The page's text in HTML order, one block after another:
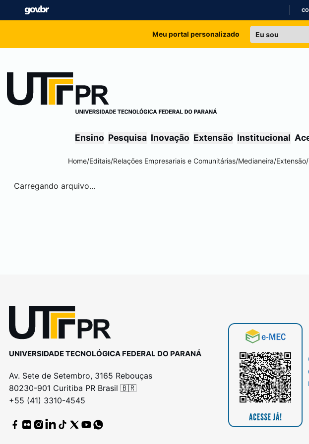
Meu portal personalizado
Ensino Pesquisa Inovação Extensão Institucional
Home/Editais/Relações Empresariais e Comunitárias/Medianeira/Extensão/
Carregando arquivo...
UNIVERSIDADE TECNOLÓGICA FEDERAL DO PARANÁ
Av. Sete de Setembro, 3165 Rebouças
80230-901 Curitiba PR Brasil 🇧🇷
+55 (41) 3310-4545